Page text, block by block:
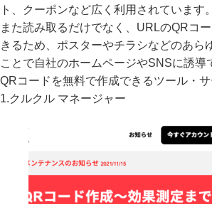
ト、クーポンなど広く利用されています。
また読み取るだけでなく、URLのQRコ
きるため、ポスターやチラシなどのあら
ことで自社のホームページやSNSに誘導
QRコードを無料で作成できるツール・
1.クルクル マネージャー